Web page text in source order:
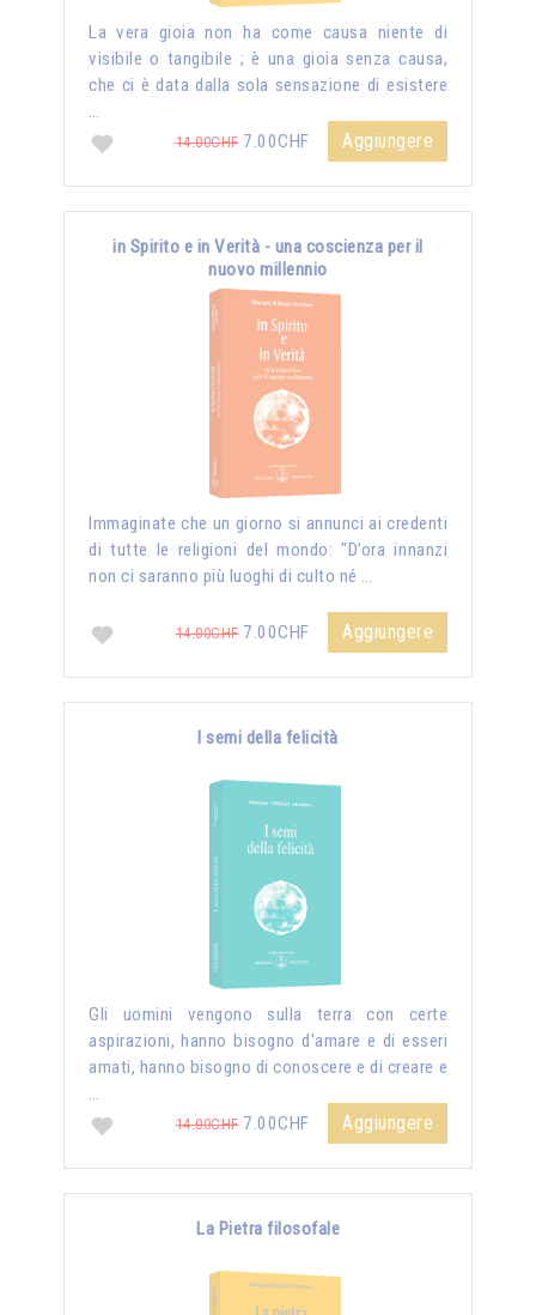
La vera gioia non ha come causa niente di
visibile o tangibile ; è una gioia senza causa,
che ci è data dalla sola sensazione di esistere
…
14.00CHF7.00CHF Aggiungere
in Spirito e in Verità - una coscienza per il
nuovo millennio
Immaginate che un giorno si annunci ai credenti
di tutte le religioni del mondo: "D’ora innanzi
non ci saranno più luoghi di culto né …
14.00CHF7.00CHF Aggiungere
I semi della felicità
Gli uomini vengono sulla terra con certe
aspirazioni, hanno bisogno d’amare e di esseri
amati, hanno bisogno di conoscere e di creare e
…
14.00CHF7.00CHF Aggiungere
La Pietra filosofale